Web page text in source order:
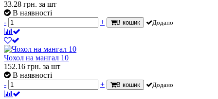
33.28 грн. за шт
В наявності
-
+ В кошик Додано
Чохол на мангал 10
152.16 грн. за шт
В наявності
-
+ В кошик Додано